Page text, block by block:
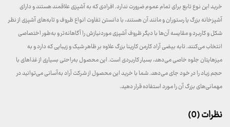
خرید این نوع تابع برای تمام عموم ضرورت ندارد. افرادی که به آشپزی علاقمند هستند و دارای
آشپزخانه بزرگ یا رستوران و مانند آن هستند، با دانستن تفاوت‌‌ انواع ظروف و تابه‌های‌ آشپزی از نظر
شکل و کاربرد و مقایسه آن‌ها با دیگر ظروف آشپزی موردنیازش را آگاهانه‌تر و به‌طور اختصاصی
انتخاب می‌کنند. تابه بیضی آراد کارمن کارینا بزرگ علاوه‌ بر ظاهر شیک و زیبایی که دارد و به
میز‌هایتان جلوه خاصی می‌دهد، بسیار کاربردی است. این محصول به‌راحتی بسیاری از غذا‌های با
حجم زیاد را در خود جای می‌دهد. شما با خرید این محصول از شرکت آراد به‌آسانی می‌توانید در
مهمانی‌های بزرگ آن را مورد استفاده قرار دهید.
نظرات (0)